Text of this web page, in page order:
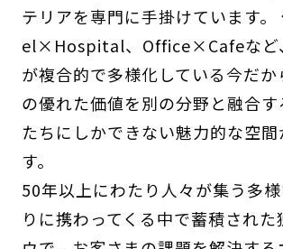
テリアを専門に手掛けています
el×Hospital、Office×Cafeなど
が複合的で多様化している今だ
の優れた価値を別の分野と融合す
たちにしかできない魅力的な空間
す。
50年以上にわたり人々が集う多
りに携わってくる中で蓄積された